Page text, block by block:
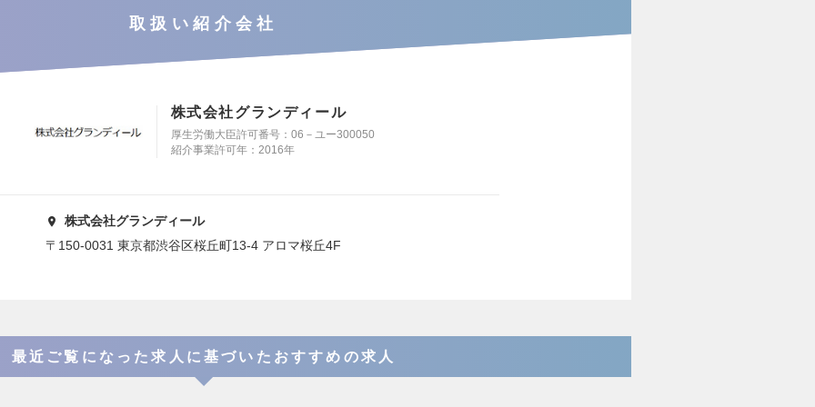
取扱い紹介会社
株式会社グランディール
厚生労働大臣許可番号：06－ユー300050
紹介事業許可年：2016年
株式会社グランディール
〒150-0031 東京都渋谷区桜丘町13-4 アロマ桜丘4F
最近ご覧になった求人に基づいたおすすめの求人